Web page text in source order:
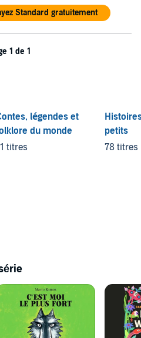
Milan
Standard gratuitement
1 de 1
légendes et
du monde
titres
petits
78 titres